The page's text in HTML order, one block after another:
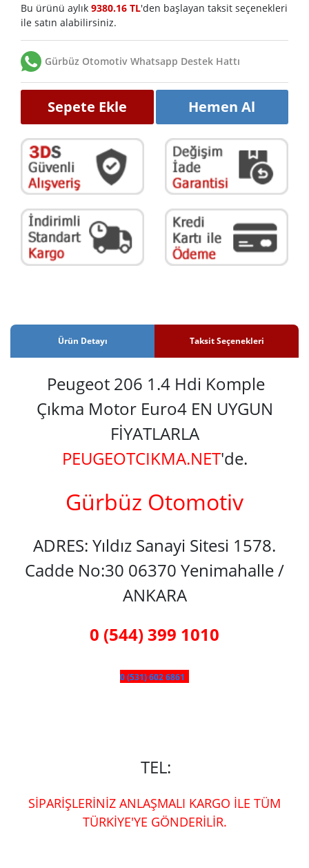
Bu ürünü aylık 9380.16 TL'den başlayan taksit seçenekleri
ile satın alabilirsiniz.
Gürbüz Otomotiv Whatsapp Destek Hattı
Sepete Ekle Hemen Al
Ürün Detayı Taksit Seçenekleri
Peugeot 206 1.4 Hdi Komple
Çıkma Motor Euro4 EN UYGUN
FİYATLARLA
PEUGEOTCIKMA.NET'de.
Gürbüz Otomotiv
ADRES: Yıldız Sanayi Sitesi 1578.
Cadde No:30 06370 Yenimahalle /
ANKARA
0 (544) 399 1010
0 (531) 602 6861
TEL:
SİPARİŞLERİNİZ ANLAŞMALI KARGO İLE TÜM
TÜRKİYE'YE GÖNDERİLİR.